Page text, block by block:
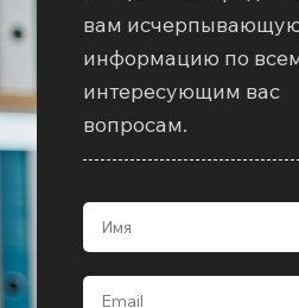
вам
информацию по
интересующим вас
вопросам.